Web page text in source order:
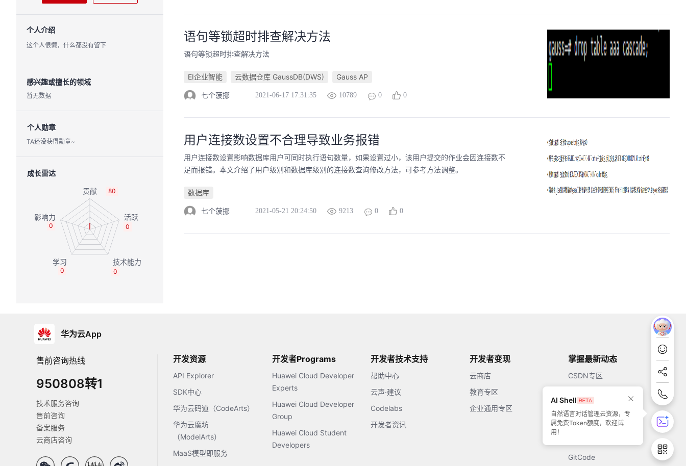
个人介绍
这个人很懒，什么都没有留下
感兴趣或擅长的领域
暂无数据
个人勋章
TA还没获得勋章~
成长雷达
80
0
0
0
0
语句等锁超时排查解决方法
语句等锁超时排查解决方法
EI企业智能 云数据仓库 GaussDB(DWS) Gauss AP
七个菠挪 2021-06-17 17:31:35 10789 0 0
用户连接数设置不合理导致业务报错
用户连接数设置影响数据库用户可同时执行语句数量，如果设置过小，该用户提交的作业会因连接数不
足而报错。本文介绍了用户级别和数据库级别的连接数查询修改方法，可参考方法调整。
数据库
七个菠挪 2021-05-21 20:24:50 9213 0 0
华为云App
售前咨询热线
950808转1
技术服务咨询
售前咨询
备案服务
云商店咨询
开发资源
API Explorer
SDK中心
华为云码道（CodeArts）
华为云魔坊
（ModelArts）
MaaS模型即服务
开发者Programs
Huawei Cloud Developer
Experts
Huawei Cloud Developer
Group
Huawei Cloud Student
Developers
开发者技术支持
帮助中心
云声·建议
Codelabs
开发者资讯
开发者变现
云商店
教育专区
企业通用专区
掌握最新动态
CSDN专区
51CTO
GitCode
AI Shell
自然语言对话管理云资源，专
属免费Token额度，欢迎试
用！